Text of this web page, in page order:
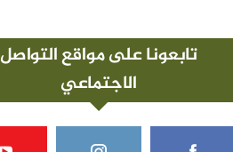
تابعونا على مواقع التواصل
الاجتماعي